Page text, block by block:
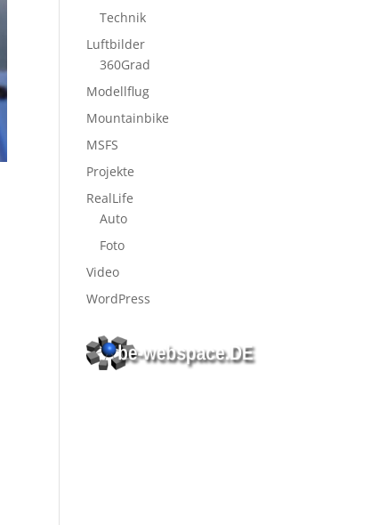
Technik
Luftbilder
360Grad
Modellflug
Mountainbike
MSFS
Projekte
RealLife
Auto
Foto
Video
WordPress